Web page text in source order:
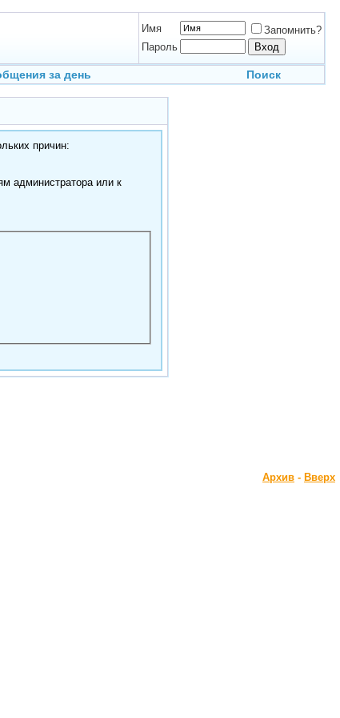
Имя
Запомнить?
Пароль
за день Поиск
причин:
администратора или к
Архив - Вверх